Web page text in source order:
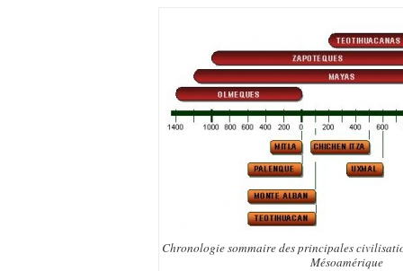
Chronologie sommaire des principales
Mésoamérique